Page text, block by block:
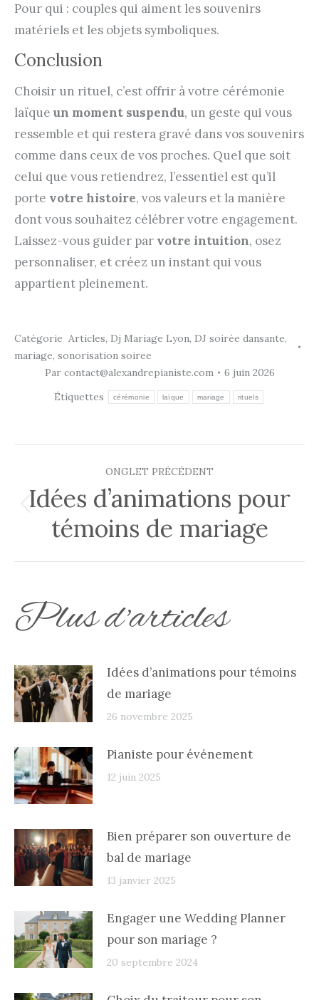
Pour qui : couples qui aiment les souvenirs
matériels et les objets symboliques.
Conclusion
Choisir un rituel, c’est offrir à votre cérémonie
laïque un moment suspendu, un geste qui vous
ressemble et qui restera gravé dans vos souvenirs
comme dans ceux de vos proches. Quel que soit
celui que vous retiendrez, l’essentiel est qu’il
porte votre histoire, vos valeurs et la manière
dont vous souhaitez célébrer votre engagement.
Laissez-vous guider par votre intuition, osez
personnaliser, et créez un instant qui vous
appartient pleinement.
Catégorie Articles, Dj Mariage Lyon, DJ soirée dansante,
mariage, sonorisation soiree
Par contact@alexandrepianiste.com
6 juin 2026
Étiquettes
cérémonie laïque mariage rituels
Navigation
de
commentaire
ONGLET PRÉCÉDENT
Onglet
précédent
Idées d’animations pour
témoins de mariage
Plus d'articles
Idées d’animations pour témoins
de mariage
26 novembre 2025
Pianiste pour événement
12 juin 2025
Bien préparer son ouverture de
bal de mariage
13 janvier 2025
Engager une Wedding Planner
pour son mariage ?
20 septembre 2024